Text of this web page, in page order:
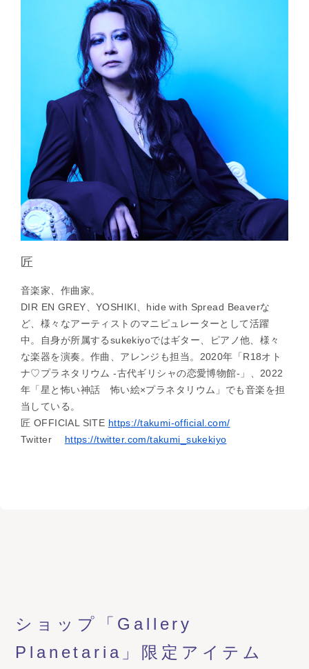
匠
音楽家、作曲家。
DIR EN GREY、YOSHIKI、hide with Spread Beaverな
ど、様々なアーティストのマニピュレーターとして活躍
中。自身が所属するsukekiyoではギター、ピアノ他、様々
な楽器を演奏。作曲、アレンジも担当。2020年「R18オト
ナ♡プラネタリウム -古代ギリシャの恋愛博物館-」、2022
年「星と怖い神話 怖い絵×プラネタリウム」でも音楽を担
当している。
匠 OFFICIAL SITE https://takumi-official.com/
Twitter https://twitter.com/takumi_sukekiyo
ショップ「Gallery
Planetaria」限定アイテム